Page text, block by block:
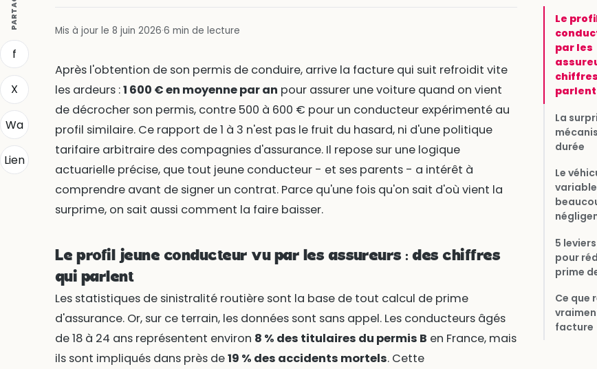
f
X
Wa
Lien
Mis à jour le 8 juin 2026·6 min de lecture
Après l'obtention de son permis de conduire, arrive la facture qui suit refroidit vite
les ardeurs :1 600 € en moyenne par an pour assurer une voiture quand on vient
de décrocher son permis, contre 500 à 600 € pour un conducteur expérimenté au
profil similaire. Ce rapport de 1 à 3 n'est pas le fruit du hasard, ni d'une politique
tarifaire arbitraire des compagnies d'assurance. Il repose sur une logique
actuarielle précise, que tout jeune conducteur - et ses parents - a intérêt à
comprendre avant de signer un contrat. Parce qu'une fois qu'on sait d'où vient la
surprime, on sait aussi comment la faire baisser.
Le profil jeune conducteur vu par les assureurs : des chiffres
qui parlent
Les statistiques de sinistralité routière sont la base de tout calcul de prime
d'assurance. Or, sur ce terrain, les données sont sans appel. Les conducteurs âgés
de 18 à 24 ans représentent environ 8 % des titulaires du permis B en France, mais
ils sont impliqués dans près de19 % des accidents mortels. Cette
Le
par les
parlent
La
durée
Le
5
pour
prime
Ce que
facture